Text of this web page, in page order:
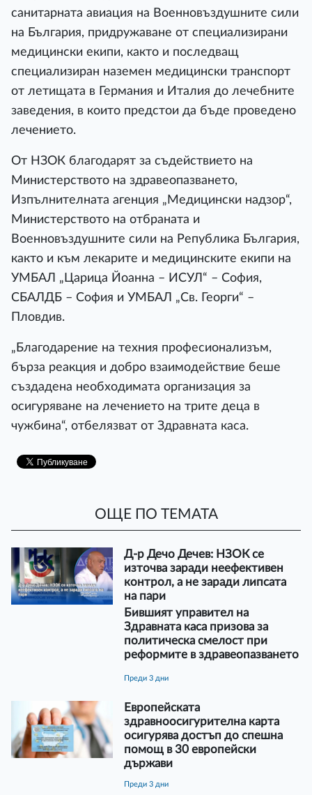
санитарната авиация на Военновъздушните сили
на България, придружаване от специализирани
медицински екипи, както и последващ
специализиран наземен медицински транспорт
от летищата в Германия и Италия до лечебните
заведения, в които предстои да бъде проведено
лечението.
От НЗОК благодарят за съдействието на
Министерството на здравеопазването,
Изпълнителната агенция „Медицински надзор“,
Министерството на отбраната и
Военновъздушните сили на Република България,
както и към лекарите и медицинските екипи на
УМБАЛ „Царица Йоанна – ИСУЛ“ – София,
СБАЛДБ – София и УМБАЛ „Св. Георги“ –
Пловдив.
„Благодарение на техния професионализъм,
бърза реакция и добро взаимодействие беше
създадена необходимата организация за
осигуряване на лечението на трите деца в
чужбина“, отбелязват от Здравната каса.
ОЩЕ ПО ТЕМАТА
Д-р Дечо Дечев: НЗОК се
източва заради неефективен
контрол, а не заради липсата
на пари
Бившият управител на
Здравната каса призова за
политическа смелост при
реформите в здравеопазването
преди 3 дни
Европейската
здравноосигурителна карта
осигурява достъп до спешна
помощ в 30 европейски
държави
преди 3 дни